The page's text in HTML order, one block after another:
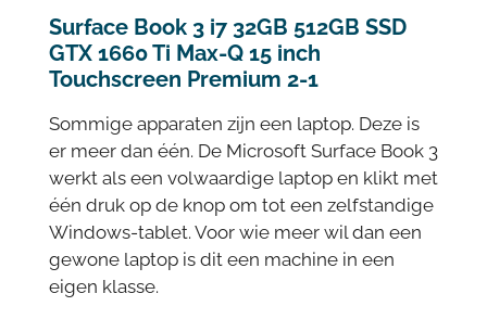
Surface Book 3 i7 32GB 512GB SSD
GTX 1660 Ti Max-Q 15 inch
Touchscreen Premium 2-1
Sommige apparaten zijn een laptop. Deze is
er meer dan één. De Microsoft Surface Book 3
werkt als een volwaardige laptop en klikt met
één druk op de knop om tot een zelfstandige
Windows-tablet. Voor wie meer wil dan een
gewone laptop is dit een machine in een
eigen klasse.